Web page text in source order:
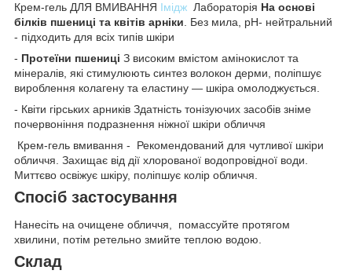
Крем-гель ДЛЯ ВМИВАННЯ Імідж Лабораторія На основі
білків пшениці та квітів арніки . Без мила, pH- нейтральний
- підходить для всіх типів шкіри
- Протеїни пшениці З високим вмістом амінокислот та
мінералів, які стимулюють синтез волокон дерми, поліпшує
вироблення колагену та еластину — шкіра омолоджується.
- Квіти гірських арників Здатність тонізуючих засобів зніме
почервоніння подразнення ніжної шкіри обличчя
Крем-гель вмивання - Рекомендований для чутливої шкіри
обличчя. Захищає від дії хлорованої водопровідної води.
Миттєво освіжує шкіру, поліпшує колір обличчя.
Спосіб застосування
Нанесіть на очищене обличчя, помассуйте протягом
хвилини, потім ретельно змийте теплою водою.
Склад